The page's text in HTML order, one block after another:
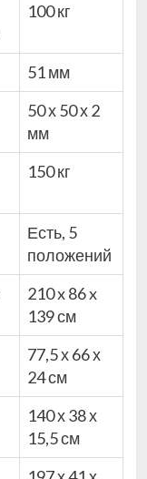
100 кг
51 мм
50 х 50 х 2
мм
150 кг
Есть, 5
положений
210 x 86 x
139 см
77,5 х 66 х
24 см
140 х 38 х
15,5 см